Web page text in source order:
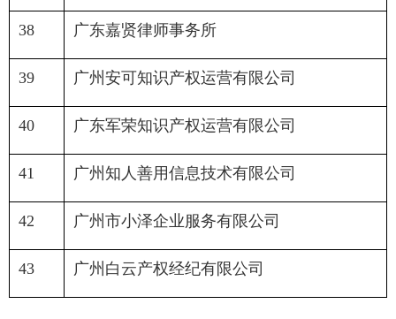
38 广东嘉贤律师事务所
39 广州安可知识产权运营有限公司
40 广东军荣知识产权运营有限公司
41 广州知人善用信息技术有限公司
42 广州市小泽企业服务有限公司
43 广州白云产权经纪有限公司